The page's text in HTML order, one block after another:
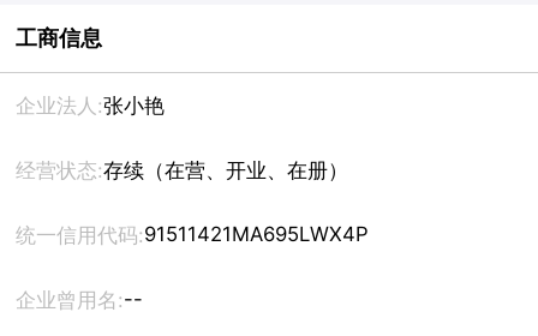
工商信息
企业法人:张小艳
经营状态:存续（在营、开业、在册）
统一信用代码:91511421MA695LWX4P
企业曾用名:--